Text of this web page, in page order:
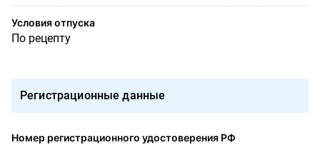
Условия отпуска
По рецепту
Регистрационные данные
Номер регистрационного удостоверения РФ